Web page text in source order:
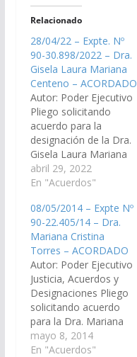
Relacionado
28/04/22 – Expte. Nº
90-30.898/2022 – Dra.
Gisela Laura Mariana
Centeno – ACORDADO
Autor: Poder Ejecutivo
Pliego solicitando
acuerdo para la
designación de la Dra.
Gisela Laura Mariana
Centeno, D.N.I. Nº
24.595.564, como
cargo de Juez de
Primera Instancia de
Violencia Familiar y
Género N° 2 del
Distrito Judicial del
Centro. (Ley Nº 7347).
(Expte. Nº 90-
30.898/2022).
Acordado, el
28/04/2022.…
abril 29, 2022
En "Acuerdos"
08/05/2014 – Expte Nº
90-22.405/14 – Dra.
Mariana Cristina
Torres – ACORDADO
Autor: Poder Ejecutivo
Justicia, Acuerdos y
Designaciones Pliego
solicitando acuerdo
para la Dra. Mariana
Cristina Torres, DNI N°
18.570.298. en el cargo
mayo 8, 2014
En "Acuerdos"